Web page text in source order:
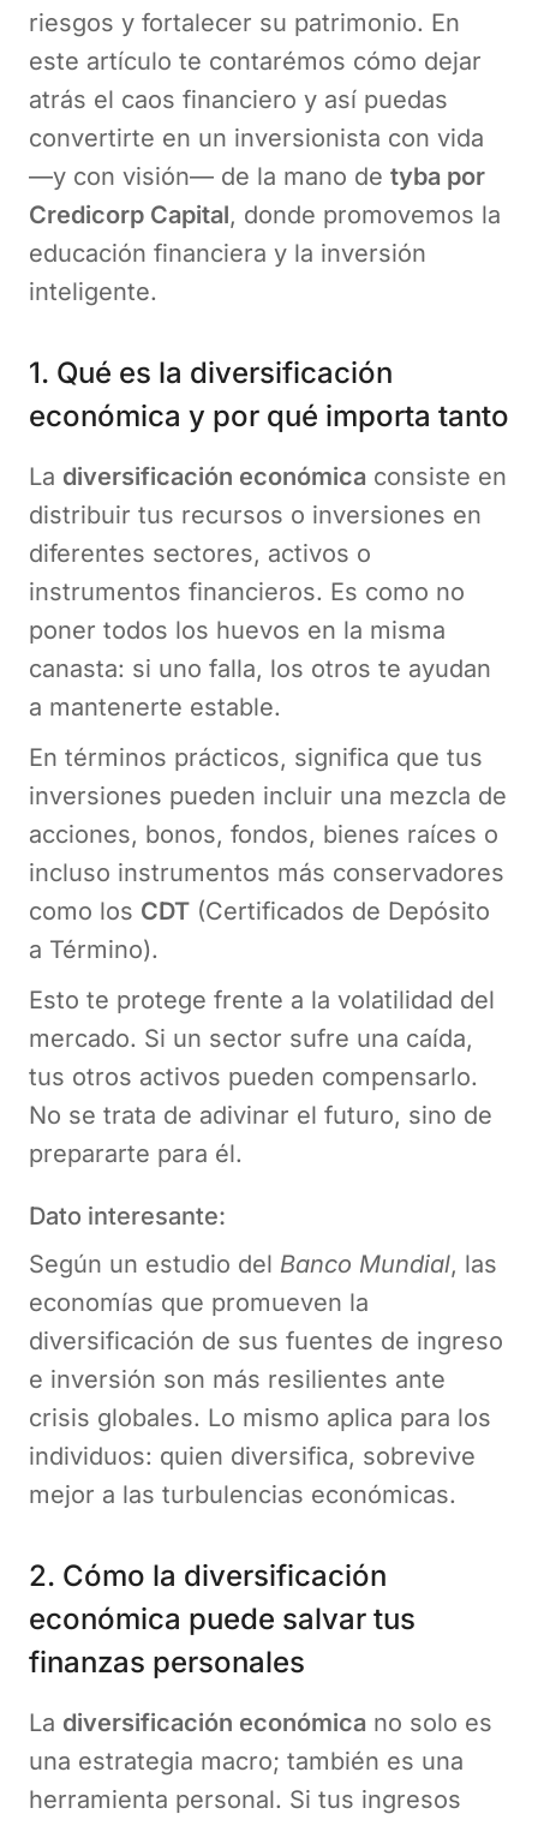
riesgos y fortalecer su patrimonio. En
este artículo te contarémos cómo dejar
atrás el caos financiero y así puedas
convertirte en un inversionista con vida
—y con visión— de la mano de tyba por
Credicorp Capital, donde promovemos la
educación financiera y la inversión
inteligente.
1. Qué es la diversificación
económica y por qué importa tanto
La diversificación económica consiste en
distribuir tus recursos o inversiones en
diferentes sectores, activos o
instrumentos financieros. Es como no
poner todos los huevos en la misma
canasta: si uno falla, los otros te ayudan
a mantenerte estable.
En términos prácticos, significa que tus
inversiones pueden incluir una mezcla de
acciones, bonos, fondos, bienes raíces o
incluso instrumentos más conservadores
como los CDT (Certificados de Depósito
a Término).
Esto te protege frente a la volatilidad del
mercado. Si un sector sufre una caída,
tus otros activos pueden compensarlo.
No se trata de adivinar el futuro, sino de
prepararte para él.
Dato interesante:
Según un estudio del Banco Mundial, las
economías que promueven la
diversificación de sus fuentes de ingreso
e inversión son más resilientes ante
crisis globales. Lo mismo aplica para los
individuos: quien diversifica, sobrevive
mejor a las turbulencias económicas.
2. Cómo la diversificación
económica puede salvar tus
finanzas personales
La diversificación económica no solo es
una estrategia macro; también es una
herramienta personal. Si tus ingresos